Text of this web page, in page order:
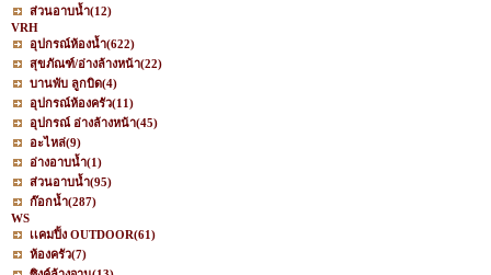
ส่วนอาบน้ำ(12)
VRH
อุปกรณ์ห้องน้ำ(622)
สุขภัณฑ์/อ่างล้างหน้า(22)
บานพับ ลูกบิด(4)
อุปกรณ์ห้องครัว(11)
อุปกรณ์ อ่างล้างหน้า(45)
อะไหล่(9)
อ่างอาบน้ำ(1)
ส่วนอาบน้ำ(95)
ก๊อกน้ำ(287)
WS
เเคมปิ้ง OUTDOOR(61)
ห้องครัว(7)